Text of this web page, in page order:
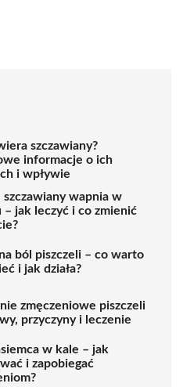
szczawiany?
informacje o ich
i wpływie
szczawiany wapnia w
– jak leczyć i co zmienić
ból piszczeli – co warto
i jak działa?
zmęczeniowe piszczeli
przyczyny i leczenie
w kale – jak
i zapobiegać